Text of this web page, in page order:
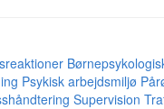
Psykisk arbejdsmiljø
Supervision